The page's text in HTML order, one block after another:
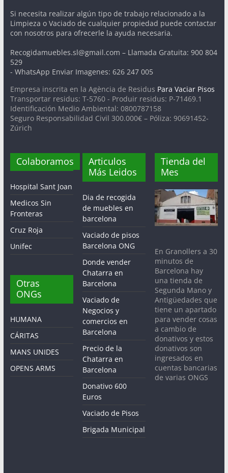
Si necesita realizar algún tipo de trabajo relacionado a la
Limpieza o Vaciado de cualquier propiedad puede contactar
con nosotros para ofrecerle la ayuda necesaria.
Recogidamuebles.sl@gmail.com – Llamada Gratuita: 900 804
529
- WhatsApp Enviar Imagenes: 626 247 005
Empresa inscrita en la Agència de Residus Para Vaciar Pisos
Transportar residus: T-5760 - Produir residus: P-71469.1
Identificación Medio Ambiental: 0800787158
Seguro Responsabilidad Civil 300.000€ – Póliza: 90691452-
Zúrich
Colaboramos
Hospital Sant Joan
Medicos Sin
Fronteras
Cruz Roja
Unifec
Otras
ONGs
HUMANA
CÁRITAS
MANS UNIDES
OPENS ARMS
Articulos
Más Leidos
Dia de recogida
de muebles en
barcelona
Vaciado de pisos
Barcelona ONG
Donde vender
Chatarra en
Barcelona
Vaciado de
Negocios y
comercios en
Barcelona
Precio de la
Chatarra en
Barcelona
Donativo 600
Euros
Vaciado de Pisos
Brigada Municipal
Tienda del
Mes
En Granollers a 30
minutos de
Barcelona hay
una tienda de
Segunda Mano y
Antigüedades que
tiene un apartado
para vender cosas
a cambio de
donativos y estos
donativos son
ingresados en
cuentas bancarias
de varias ONGS